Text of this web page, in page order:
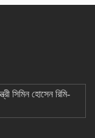
সিমিন হোসেন রিমি-